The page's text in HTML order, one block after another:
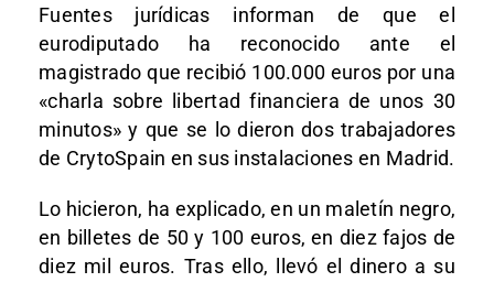
Fuentes jurídicas informan de que el
eurodiputado ha reconocido ante el
magistrado que recibió 100.000 euros por una
«charla sobre libertad financiera de unos 30
minutos» y que se lo dieron dos trabajadores
de CrytoSpain en sus instalaciones en Madrid.
Lo hicieron, ha explicado, en un maletín negro,
en billetes de 50 y 100 euros, en diez fajos de
diez mil euros. Tras ello, llevó el dinero a su